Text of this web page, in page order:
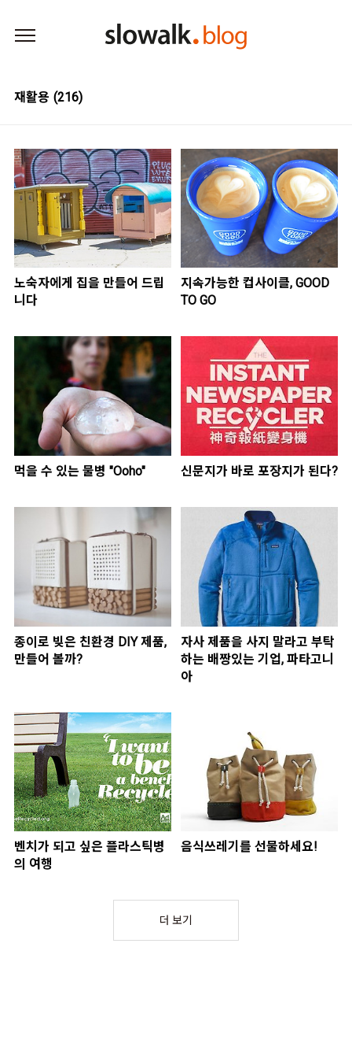
재활용 (216)
노숙자에게 집을 만들어 드립
니다
지속가능한 컵사이클, GOOD
TO GO
먹을 수 있는 물병 "Ooho" 신문지가 바로 포장지가 된다?
종이로 빚은 친환경 DIY 제품,
만들어 볼까?
자사 제품을 사지 말라고 부탁
하는 배짱있는 기업, 파타고니
아
벤치가 되고 싶은 플라스틱병
의 여행
음식쓰레기를 선물하세요!
더 보기